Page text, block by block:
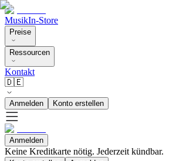
MusikIn-Store
Preise
Ressourcen
Kontakt
🇩🇪
Anmelden Konto erstellen
Anmelden
Keine Kreditkarte nötig. Jederzeit kündbar.